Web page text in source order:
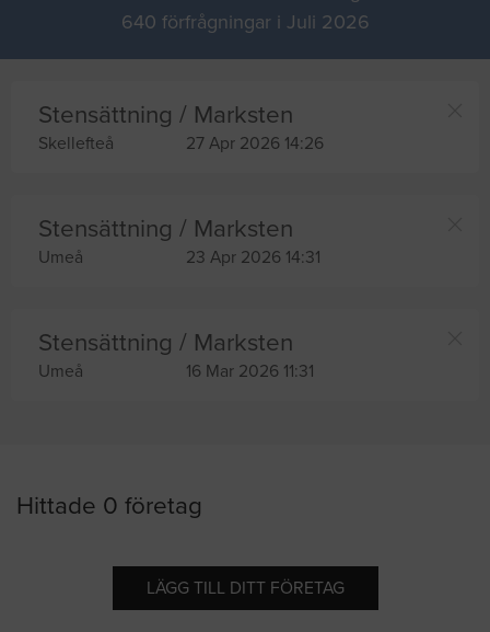
640 förfrågningar i Juli 2026
Stensättning / Marksten
Skellefteå 27 Apr 2026 14:26
Stensättning / Marksten
Umeå 23 Apr 2026 14:31
Stensättning / Marksten
Umeå 16 Mar 2026 11:31
Hittade 0 företag
LÄGG TILL DITT FÖRETAG